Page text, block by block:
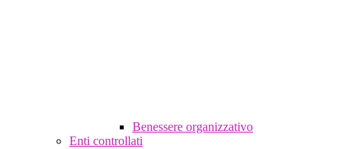
Benessere organizzativo
Enti controllati